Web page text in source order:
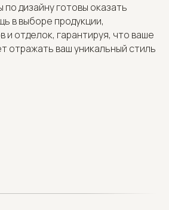
дизайну готовы оказать
в выборе продукции,
и отделок, гарантируя, что ваше
отражать ваш уникальный стиль